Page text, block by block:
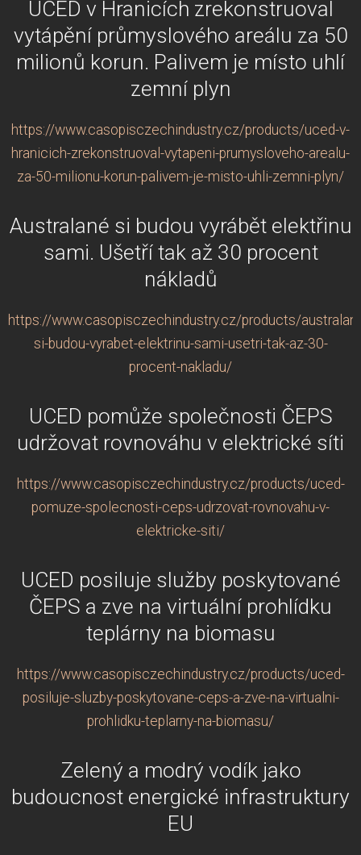
UCED v Hranicích zrekonstruoval
vytápění průmyslového areálu za 50
milionů korun. Palivem je místo uhlí
zemní plyn
https://www.casopisczechindustry.cz/products/uced-v-
hranicich-zrekonstruoval-vytapeni-prumysloveho-arealu-
za-50-milionu-korun-palivem-je-misto-uhli-zemni-plyn/
Australané si budou vyrábět elektřinu
sami. Ušetří tak až 30 procent
nákladů
https://www.casopisczechindustry.cz/products/
si-budou-vyrabet-elektrinu-sami-usetri-tak-az-30-
procent-nakladu/
UCED pomůže společnosti ČEPS
udržovat rovnováhu v elektrické síti
https://www.casopisczechindustry.cz/products/uced-
pomuze-spolecnosti-ceps-udrzovat-rovnovahu-v-
elektricke-siti/
UCED posiluje služby poskytované
ČEPS a zve na virtuální prohlídku
teplárny na biomasu
https://www.casopisczechindustry.cz/products/uced-
posiluje-sluzby-poskytovane-ceps-a-zve-na-virtualni-
prohlidku-teplarny-na-biomasu/
Zelený a modrý vodík jako
budoucnost energické infrastruktury
EU